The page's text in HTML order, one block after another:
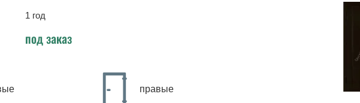
1 год
под заказ
правые